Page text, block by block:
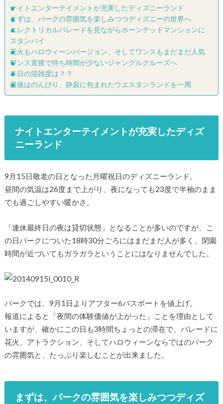
ナイトエンターテイメントが充実したディズニーランド
まずは、パークの雰囲気を楽しみつつディズニーの世界へ
エレクトリカルパレードを見ながらホーンテッドマンションに
スタンバイ
花火もハロウィーンバージョン、そしてワンスもまだまだ人気
ワンス直後で待ち時間が少ないジャングルクルーズへ
本日の混雑度は？？
最後はのんびり、静寂に包まれたウエスタンランドを一周
ナイトエンターテイメントが充実したディズ
ニーランド
9月15日敬老の日となった月曜祝日のディズニーランド。
昼間の気温は26度まで上がり、夜になっても23度で半袖のまま
でも過ごしやすい暖かさ。
「連休最終日の夜は貸切状態」となることが多いのですが、こ
の日パークについた18時30分ごろにはまだまだ人が多く、閉園
時間が近づいてもガラガラということにはなりませんでした。
パークでは、9月1日よりアフター6パスポートを値上げ。
報道によると「夜間の体験価値が上がった」ことを理由として
いますが、確かにこの日も3時間ちょっとの滞在で、パレードに
花火、アトラクション、そしてハロウィーンならではのパーク
の雰囲気と、たっぷり楽しむことが出来ました。
まずは、パークの雰囲気を楽しみつつディズ